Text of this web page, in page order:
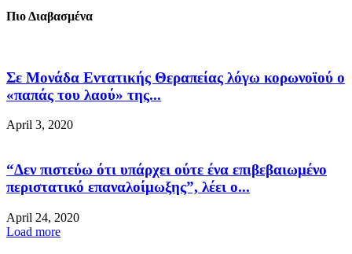
Πιο Διαβασμένα
Σε Μονάδα Εντατικής Θεραπείας λόγω κορωνοϊού ο
«παπάς του λαού» της...
April 3, 2020
“Δεν πιστεύω ότι υπάρχει ούτε ένα επιβεβαιωμένο
περιστατικό επαναλοίμωξης”, λέει ο...
April 24, 2020
Load more